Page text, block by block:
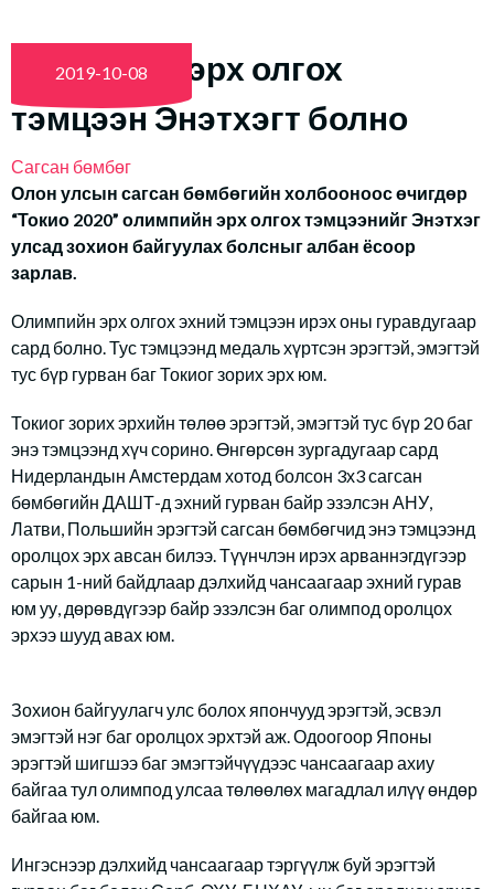
Олимпийн эрх олгох
тэмцээн Энэтхэгт болно
Сагсан бөмбөг
2019-10-08
Олон улсын сагсан бөмбөгийн холбооноос өчигдөр
“Токио 2020” олимпийн эрх олгох тэмцээнийг Энэтхэг
улсад зохион байгуулах болсныг албан ёсоор
зарлав.
Олимпийн эрх олгох эхний тэмцээн ирэх оны гуравдугаар
сард болно. Тус тэмцээнд медаль хүртсэн эрэгтэй, эмэгтэй
тус бүр гурван баг Токиог зорих эрх юм.
Токиог зорих эрхийн төлөө эрэгтэй, эмэгтэй тус бүр 20 баг
энэ тэмцээнд хүч сорино. Өнгөрсөн зургадугаар сард
Нидерландын Амстердам хотод болсон 3х3 сагсан
бөмбөгийн ДАШТ-д эхний гурван байр эзэлсэн АНУ,
Латви, Польшийн эрэгтэй сагсан бөмбөгчид энэ тэмцээнд
оролцох эрх авсан билээ. Түүнчлэн ирэх арваннэгдүгээр
сарын 1-ний байдлаар дэлхийд чансаагаар эхний гурав
юм уу, дөрөвдүгээр байр эзэлсэн баг олимпод оролцох
эрхээ шууд авах юм.
Зохион байгуулагч улс болох япончууд эрэгтэй, эсвэл
эмэгтэй нэг баг оролцох эрхтэй аж. Одоогоор Японы
эрэгтэй шигшээ баг эмэгтэйчүүдээс чансаагаар ахиу
байгаа тул олимпод улсаа төлөөлөх магадлал илүү өндөр
байгаа юм.
Ингэснээр дэлхийд чансаагаар тэргүүлж буй эрэгтэй